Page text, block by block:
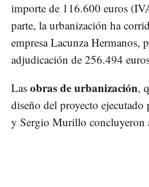
importe de 116.600 euros
parte, la urbanización ha
empresa Lacunza Hermanos,
adjudicación de 256.494
Las obras de urbanización,
diseño del proyecto
y Sergio Murillo concluyeron